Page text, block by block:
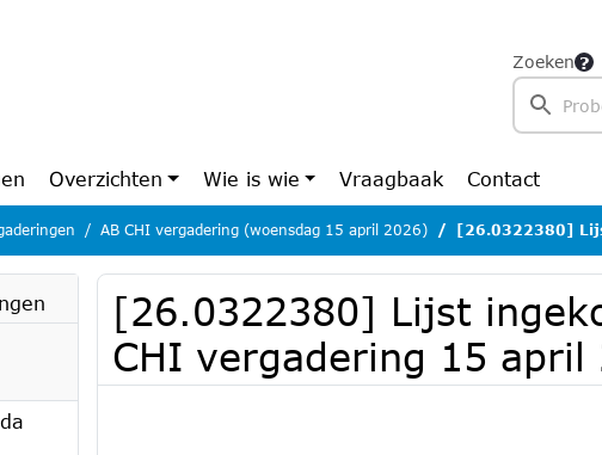
Zoeken
Overzichten Wie is wie Vraagbaak Contact
AB CHI vergadering (woensdag 15 april 2026) [26.0322380] Lijst
[26.0322380] Lijst
CHI vergadering 15 april